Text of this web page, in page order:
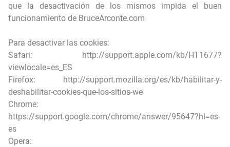
que la desactivación de los mismos impida el buen
funcionamiento de BruceArconte.com
Para desactivar las cookies:
Safari: http://support.apple.com/kb/HT1677?
viewlocale=es_ES
Firefox: http://support.mozilla.org/es/kb/habilitar-y-
deshabilitar-cookies-que-los-sitios-we
Chrome:
https://support.google.com/chrome/answer/95647?hl=es-
es
Opera: